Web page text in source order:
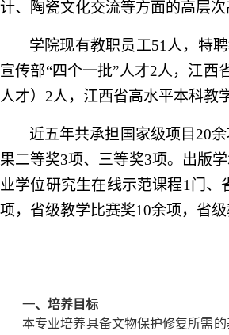
计、陶瓷文化交流等方面的高层
学院现有教职员工51 人，特
宣传部“四个一批”人才2人，江西
人才） 2人，江西省高水平本科教
近五年共承担国家级项目 20
果二等奖3项、三等奖3项。出版
业学位研究生在线示范课程1 门、
项，省级教学比赛奖10余项，省级
一、培养目标
本专业培养具备文物保护修复所需